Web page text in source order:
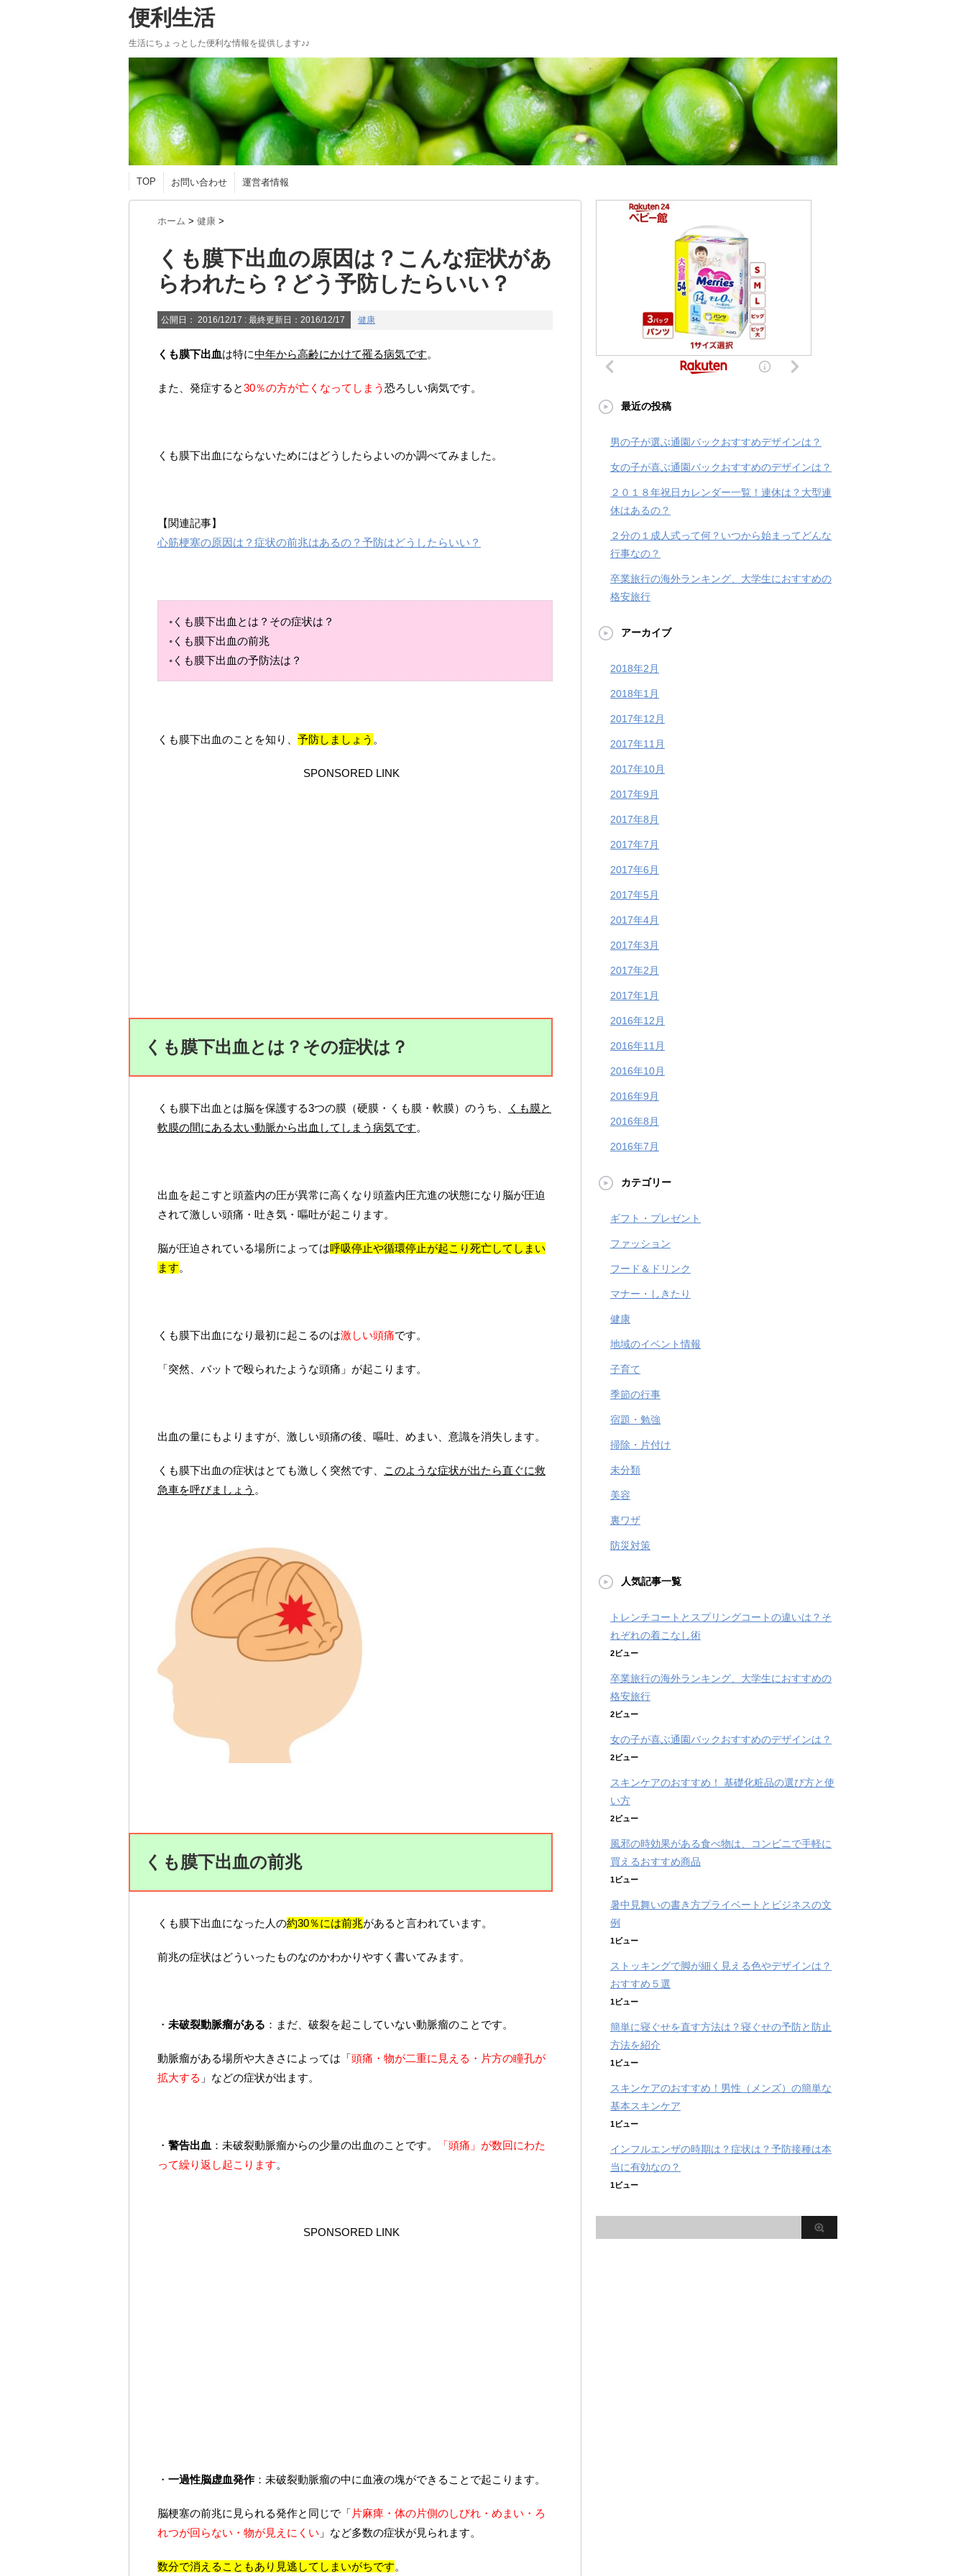
便利生活
生活にちょっとした便利な情報を提供します♪♪
TOP お問い合わせ 運営者情報
ホーム > 健康 >
くも膜下出血の原因は？こんな症状があ
らわれたら？どう予防したらいい？
公開日： 2016/12/17 : 最終更新日：2016/12/17 健康
くも膜下出血は特に中年から高齢にかけて罹る病気です。
また、発症すると30％の方が亡くなってしまう 恐ろしい病気です。
くも膜下出血にならないためにはどうしたらよいのか調べてみました。
【関連記事】
心筋梗塞の原因は？症状の前兆はあるの？予防はどうしたらいい？
◦くも膜下出血とは？その症状は？
◦くも膜下出血の前兆
◦くも膜下出血の予防法は？
くも膜下出血のことを知り、 予防しましょう 。
SPONSORED LINK
くも膜下出血とは？その症状は？
くも膜下出血とは脳を保護する3つの膜（硬膜・くも膜・軟膜）のうち、
くも膜と
軟膜の間にある太い動脈から出血してしまう病気です。
出血を起こすと頭蓋内の圧が異常に高くなり頭蓋内圧亢進の状態になり脳が圧迫
されて激しい頭痛・吐き気・嘔吐が起こります。
脳が圧迫されている場所によっては呼吸停止や循環停止が起こり死亡してしまい
ます。
くも膜下出血になり最初に起こるのは激しい頭痛です。
「突然、バットで殴られたような頭痛」が起こります。
出血の量にもよりますが、激しい頭痛の後、嘔吐、めまい、意識を消失します。
くも膜下出血の症状はとても激しく突然です、
このような症状が出たら直ぐに救
急車を呼びましょう 。
くも膜下出血の前兆
くも膜下出血になった人の約30％には前兆があると言われています。
前兆の症状はどういったものなのかわかりやすく書いてみます。
・ 未破裂動脈瘤がある ：まだ、破裂を起こしていない動脈瘤のことです。
動脈瘤がある場所や大きさによっては「頭痛・物が二重に見える・片方の瞳孔が
拡大する 」などの症状が出ます。
・ 警告出血 ：未破裂動脈瘤からの少量の出血のことです。
「頭痛」が数回にわた
って繰り返し起こります。
SPONSORED LINK
・ 一過性脳虚血発作 ：未破裂動脈瘤の中に血液の塊ができることで起こります。
脳梗塞の前兆に見られる発作と同じで「 片麻痺・体の片側のしびれ・めまい・ろ
れつが回らない・物が見えにくい 」など多数の症状が見られます。
数分で消えることもあり見逃してしまいがちです。
最近の投稿
男の子が選ぶ通園バックおすすめデザインは？
女の子が喜ぶ通園バックおすすめのデザインは？
２０１８年祝日カレンダー一覧！連休は？大型連
休はあるの？
２分の１成人式って何？いつから始まってどんな
行事なの？
卒業旅行の海外ランキング、大学生におすすめの
格安旅行
アーカイブ
2018年2月
2018年1月
2017年12月
2017年11月
2017年10月
2017年9月
2017年8月
2017年7月
2017年6月
2017年5月
2017年4月
2017年3月
2017年2月
2017年1月
2016年12月
2016年11月
2016年10月
2016年9月
2016年8月
2016年7月
カテゴリー
ギフト・プレゼント
ファッション
フード＆ドリンク
マナー・しきたり
健康
地域のイベント情報
子育て
季節の行事
宿題・勉強
掃除・片付け
未分類
美容
裏ワザ
防災対策
人気記事一覧
トレンチコートとスプリングコートの違いは？そ
れぞれの着こなし術
2ビュー
卒業旅行の海外ランキング、大学生におすすめの
格安旅行
2ビュー
女の子が喜ぶ通園バックおすすめのデザインは？
2ビュー
スキンケアのおすすめ！ 基礎化粧品の選び方と使
い方
2ビュー
風邪の時効果がある食べ物は、コンビニで手軽に
買えるおすすめ商品
1ビュー
暑中見舞いの書き方プライベートとビジネスの文
例
1ビュー
ストッキングで脚が細く見える色やデザインは？
おすすめ５選
1ビュー
簡単に寝ぐせを直す方法は？寝ぐせの予防と防止
方法を紹介
1ビュー
スキンケアのおすすめ！男性（メンズ）の簡単な
基本スキンケア
1ビュー
インフルエンザの時期は？症状は？予防接種は本
当に有効なの？
1ビュー